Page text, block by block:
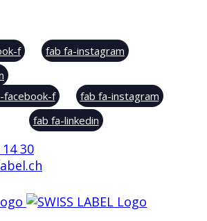
f
fab fa-instagram
facebook-f
fab fa-instagram
fab fa-linkedin
30